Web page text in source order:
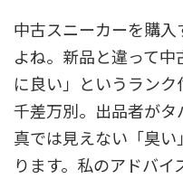
中古スニーカーを購
よね。新品と違って
に良い」というラン
千差万別。出品者が
真では見えない「臭
ります。私のアドバ